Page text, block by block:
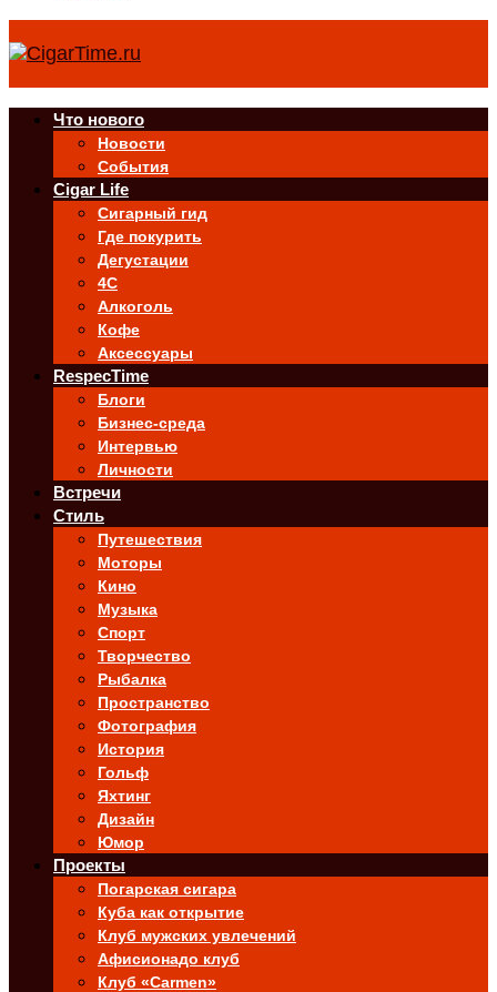
Что нового
Новости
События
Cigar Life
Сигарный гид
Где покурить
Дегустации
4C
Алкоголь
Кофе
Аксессуары
RespecTime
Блоги
Бизнес-среда
Интервью
Личности
Встречи
Стиль
Путешествия
Моторы
Кино
Музыка
Спорт
Творчество
Рыбалка
Пространство
Фотография
История
Гольф
Яхтинг
Дизайн
Юмор
Проекты
Погарская сигара
Куба как открытие
Клуб мужских увлечений
Афисионадо клуб
Клуб «Carmen»